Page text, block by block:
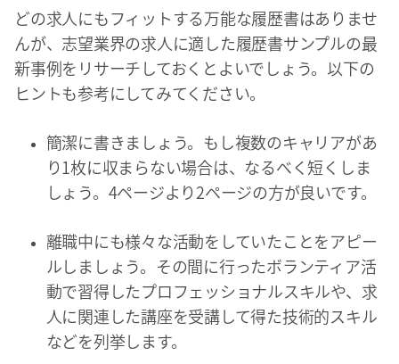
どの求人にもフィットする万能な履歴書はありませ
んが、志望業界の求人に適した履歴書サンプルの最
新事例をリサーチしておくとよいでしょう。以下の
ヒントも参考にしてみてください。
簡潔に書きましょう。もし複数のキャリアがあ
り1枚に収まらない場合は、なるべく短くしま
しょう。4ページより2ページの方が良いです。
離職中にも様々な活動をしていたことをアピー
ルしましょう。その間に行ったボランティア活
動で習得したプロフェッショナルスキルや、求
人に関連した講座を受講して得た技術的スキル
などを列挙します。